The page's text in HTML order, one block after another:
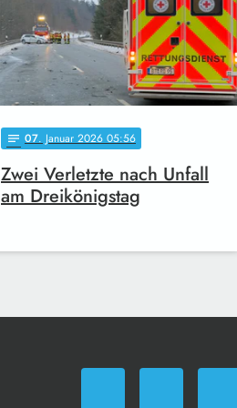
notes 07. Januar 2026 05:56
Zwei Verletzte nach Unfall
am Dreikönigstag